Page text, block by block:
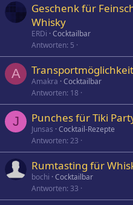
Geschenk für
Whisky
ERDi Cocktailbar
Antworten 5
A
Amakra Cocktailbar
Antworten 18
J Punches für Tiki
Junsas Cocktail-Rezepte
Antworten 23
Rumtasting für
bochi Cocktailbar
Antworten 33